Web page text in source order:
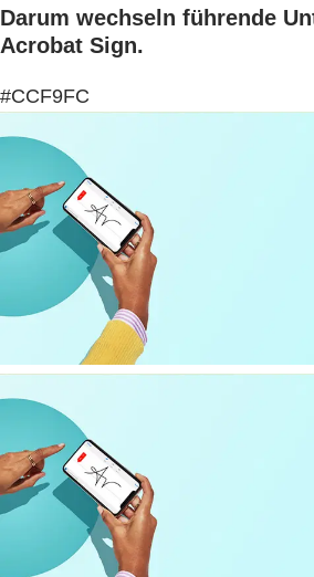
Darum wechseln führende
Acrobat Sign.
#CCF9FC